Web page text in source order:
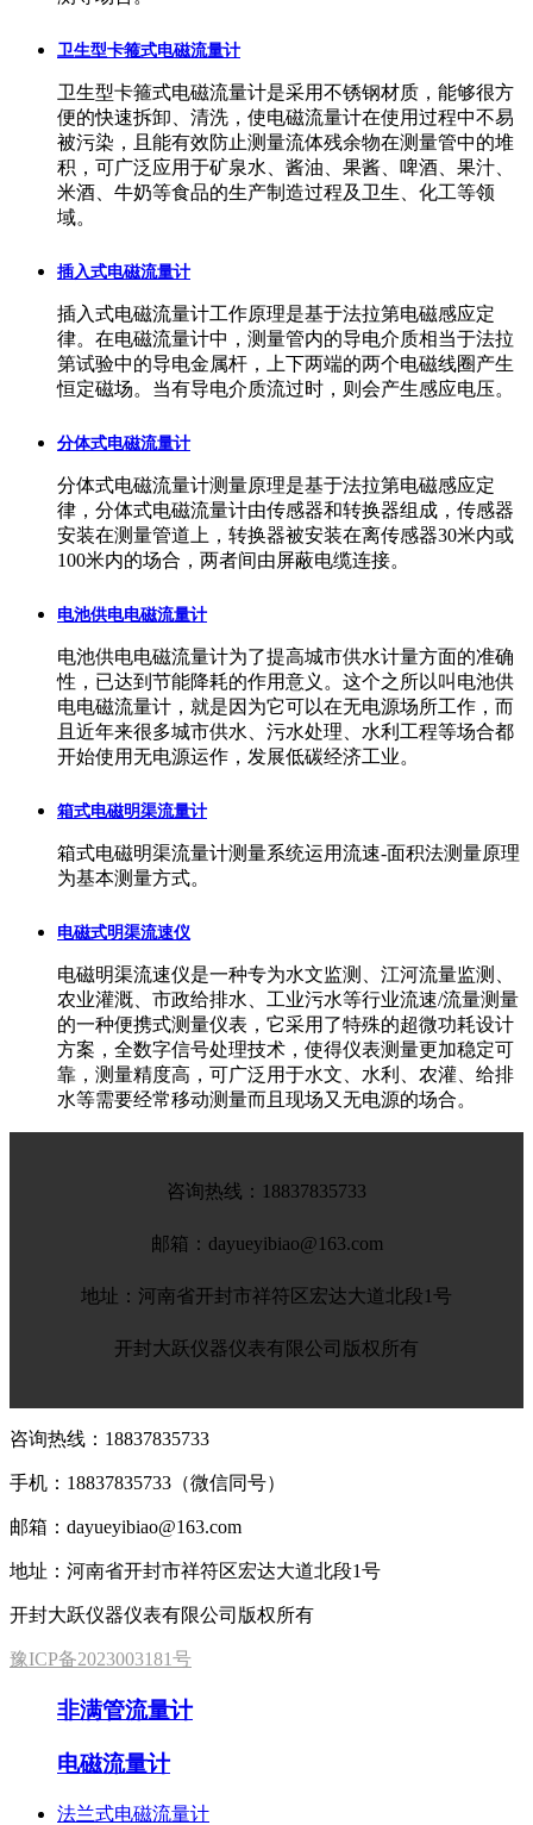
卫生型卡箍式电磁流量计
卫生型卡箍式电磁流量计是采用不锈钢材质，能够很方
便的快速拆卸、清洗，使电磁流量计在使用过程中不易
被污染，且能有效防止测量流体残余物在测量管中的堆
积，可广泛应用于矿泉水、酱油、果酱、啤酒、果汁、
米酒、牛奶等食品的生产制造过程及卫生、化工等领
域。
插入式电磁流量计
插入式电磁流量计工作原理是基于法拉第电磁感应定
律。在电磁流量计中，测量管内的导电介质相当于法拉
第试验中的导电金属杆，上下两端的两个电磁线圈产生
恒定磁场。当有导电介质流过时，则会产生感应电压。
分体式电磁流量计
分体式电磁流量计测量原理是基于法拉第电磁感应定
律，分体式电磁流量计由传感器和转换器组成，传感器
安装在测量管道上，转换器被安装在离传感器30米内或
100米内的场合，两者间由屏蔽电缆连接。
电池供电电磁流量计
电池供电电磁流量计为了提高城市供水计量方面的准确
性，已达到节能降耗的作用意义。这个之所以叫电池供
电电磁流量计，就是因为它可以在无电源场所工作，而
且近年来很多城市供水、污水处理、水利工程等场合都
开始使用无电源运作，发展低碳经济工业。
箱式电磁明渠流量计
箱式电磁明渠流量计测量系统运用流速-面积法测量原理
为基本测量方式。
电磁式明渠流速仪
电磁明渠流速仪是一种专为水文监测、江河流量监测、
农业灌溉、市政给排水、工业污水等行业流速/流量测量
的一种便携式测量仪表，它采用了特殊的超微功耗设计
方案，全数字信号处理技术，使得仪表测量更加稳定可
靠，测量精度高，可广泛用于水文、水利、农灌、给排
水等需要经常移动测量而且现场又无电源的场合。
咨询热线： 18837835733
邮箱：dayueyibiao@163.com
地址：河南省开封市祥符区宏达大道北段1号
开封大跃仪器仪表有限公司版权所有
咨询热线： 18837835733
手机： 18837835733（微信同号）
邮箱：dayueyibiao@163.com
地址：河南省开封市祥符区宏达大道北段1号
开封大跃仪器仪表有限公司版权所有
豫ICP备2023003181号
非满管流量计
电磁流量计
法兰式电磁流量计